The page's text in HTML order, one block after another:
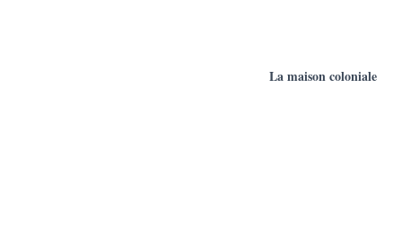
La maison coloniale